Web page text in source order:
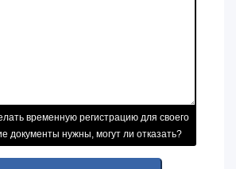
временную регистрацию для своего
документы нужны, могут ли отказать?